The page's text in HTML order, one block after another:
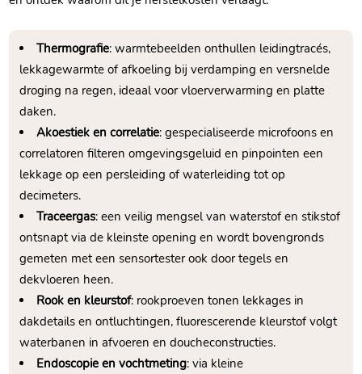
Thermografie: warmtebeelden onthullen leidingtracés,
lekkagewarmte of afkoeling bij verdamping en versnelde
droging na regen, ideaal voor vloerverwarming en platte
daken.
Akoestiek en correlatie: gespecialiseerde microfoons en
correlatoren filteren omgevingsgeluid en pinpointen een
lekkage op een persleiding of waterleiding tot op
decimeters.
Traceergas: een veilig mengsel van waterstof en stikstof
ontsnapt via de kleinste opening en wordt bovengronds
gemeten met een sensortester ook door tegels en
dekvloeren heen.
Rook en kleurstof: rookproeven tonen lekkages in
dakdetails en ontluchtingen, fluorescerende kleurstof volgt
waterbanen in afvoeren en doucheconstructies.
Endoscopie en vochtmeting: via kleine